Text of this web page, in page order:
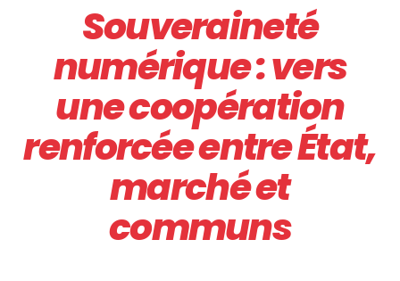
Actualités
À propos
Souveraineté
numérique : vers
une coopération
renforcée entre État,
marché et
communs